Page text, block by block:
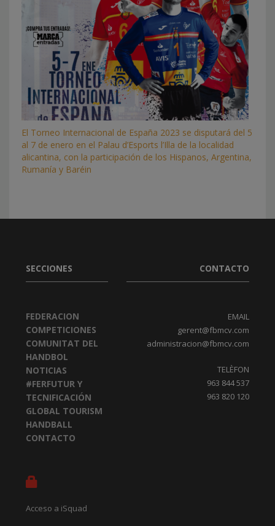
El Torneo Internacional de España 2023 se disputará del 5
al 7 de enero en el Palau d’Esports l’Illa de la localidad
alicantina, con la participación de los Hispanos, Argentina,
Rumanía y Baréin
SECCIONES
FEDERACION
COMPETICIONES
COMUNITAT DEL
HANDBOL
NOTICIAS
#FERFUTUR Y
TECNIFICACIÓN
GLOBAL TOURISM
HANDBALL
CONTACTO
Acceso a iSquad
CONTACTO
EMAIL
gerent@fbmcv.com
administracion@fbmcv.com
TELÈFON
963 844 537
963 820 120